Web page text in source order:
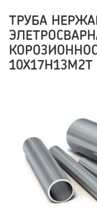
ТРУБА
10Х17Н13М2Т